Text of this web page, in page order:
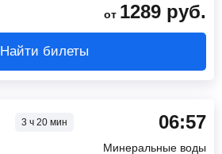
от 1289 руб.
Найти билеты
3 ч 20 мин 06:57
Минеральные воды